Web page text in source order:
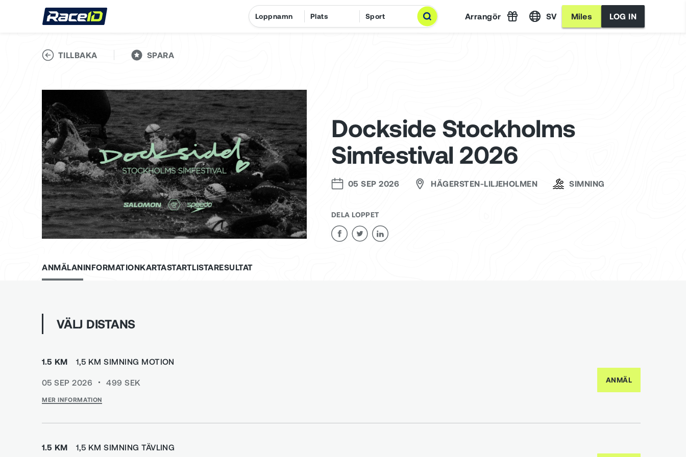
Arrangör SV Miles LOG IN
TILLBAKA SPARA
Dockside Stockholms
Simfestival 2026
05 SEP 2026 HÄGERSTEN-LILJEHOLMEN SIMNING
DELA LOPPET
ANMÄLANINFORMATIONKARTASTARTLISTARESULTAT
VÄLJ DISTANS
1.5 KM 1,5 KM SIMNING MOTION
05 SEP 2026 499 SEK
MER INFORMATION
ANMÄL
1.5 KM 1,5 KM SIMNING TÄVLING